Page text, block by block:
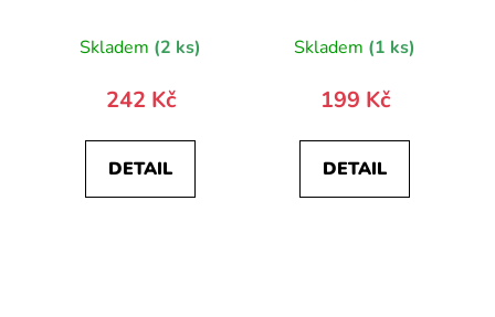
Skladem (2 ks)
242 Kč
DETAIL
Skladem (1 ks)
199 Kč
DETAIL